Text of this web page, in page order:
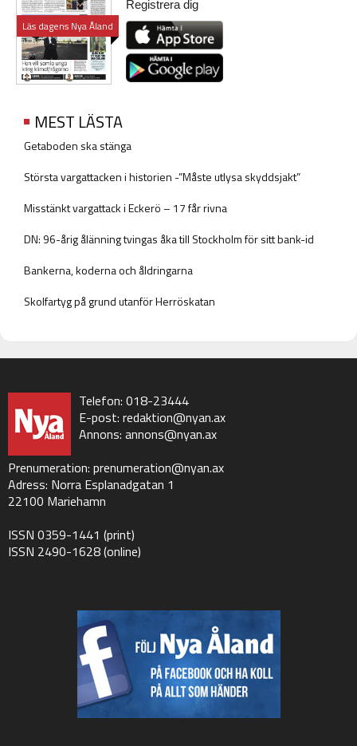
Läs dagens Nya Åland
Registrera dig
MEST LÄSTA
Getaboden ska stänga
Största vargattacken i historien -”Måste utlysa skyddsjakt”
Misstänkt vargattack i Eckerö – 17 får rivna
DN: 96-årig ålänning tvingas åka till Stockholm för sitt bank-id
Bankerna, koderna och åldringarna
Skolfartyg på grund utanför Herröskatan
Telefon: 018-23444
E-post: redaktion@nyan.ax
Annons: annons@nyan.ax
Prenumeration: prenumeration@nyan.ax
Adress: Norra Esplanadgatan 1
22100 Mariehamn
ISSN 0359-1441 (print)
ISSN 2490-1628 (online)